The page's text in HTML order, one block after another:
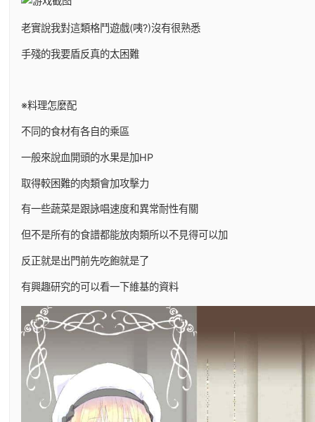
老實說我對這類格鬥遊戲(咦?)沒有很熟悉
手殘的我要盾反真的太困難
※料理怎麼配
不同的食材有各自的乘區
一般來說血開頭的水果是加HP
取得較困難的肉類會加攻擊力
有一些蔬菜是跟詠唱速度和異常耐性有關
但不是所有的食譜都能放肉類所以不見得可以加
反正就是出門前先吃飽就是了
有興趣研究的可以看一下維基的資料